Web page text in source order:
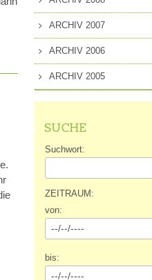
ARCHIV 2007
ARCHIV 2006
ARCHIV 2005
SUCHE
Suchwort:
ZEITRAUM:
von:
bis: